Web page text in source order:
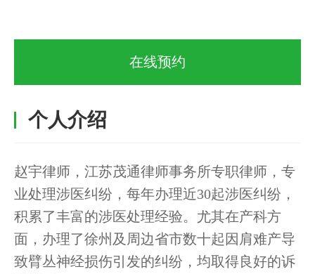
在线预约
个人介绍
赵宇律师，江苏茂通律师事务所专职律师，专
业处理涉医纠纷，每年办理近30起涉医纠纷，
积累了丰富的涉医处理经验。尤其在产科方
面，办理了徐州及周边省市数十起因肩难产导
致臂丛神经损伤引发的纠纷，均取得良好的诉